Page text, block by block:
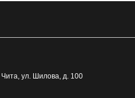
Чита, ул. Шилова, д. 100